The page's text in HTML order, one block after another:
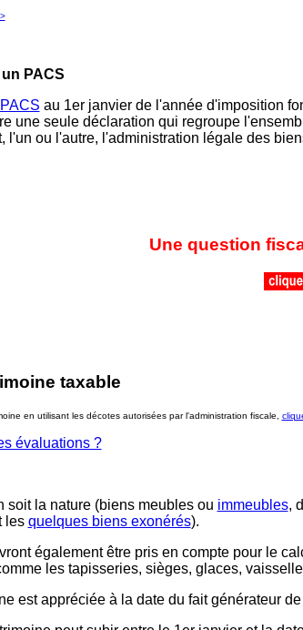
PACS
PACS au 1er janvier de l'année d'imposition
une seule déclaration qui regroupe
l'un ou l'autre, l'administration légale des
Une question
taxable
en utilisant les décotes autorisées par l'administration fiscale,
évaluations ?
soit la nature (biens meubles ou immeubles,
les quelques biens exonérés).
également être pris en compte pour le
les tapisseries, sièges, glaces,
est appréciée à la date du fait générateur